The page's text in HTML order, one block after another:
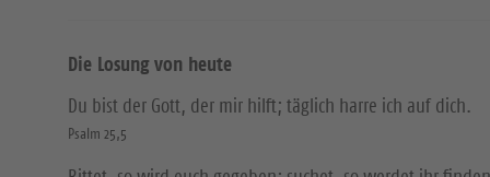
Die Losung von heute
Du bist der Gott, der mir hilft; täglich harre ich auf dich.
Psalm 25,5